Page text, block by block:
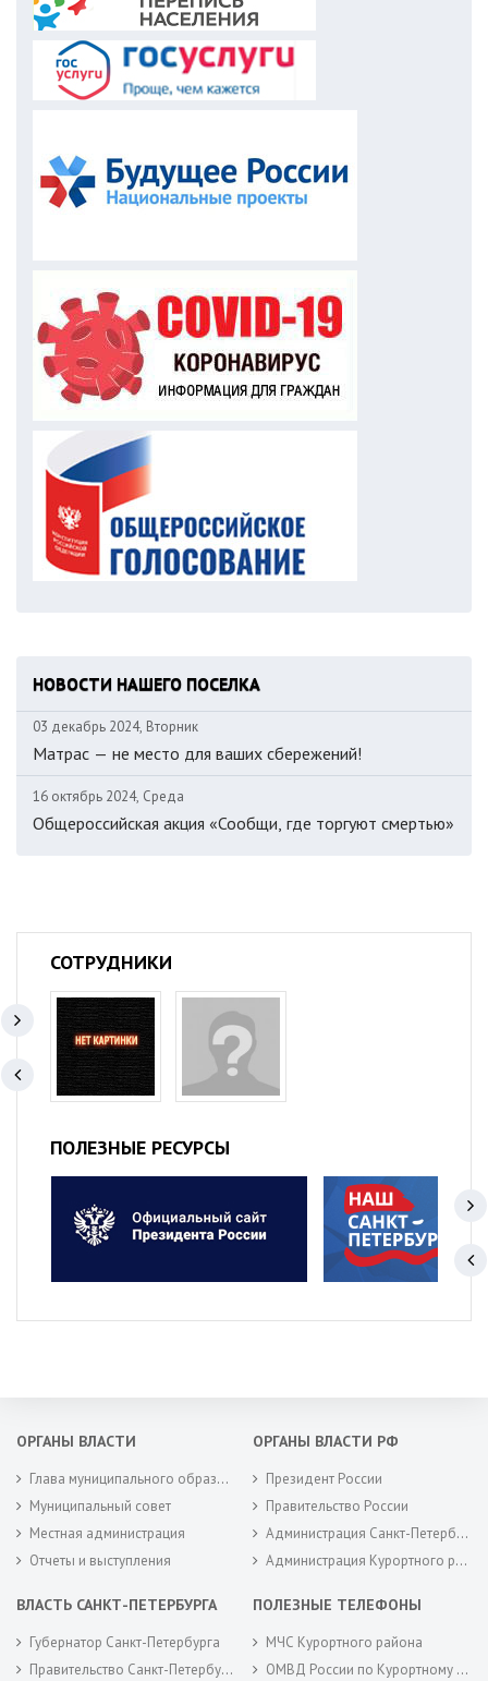
НОВОСТИ НАШЕГО ПОСЕЛКА
03 декабрь 2024, Вторник
Матрас — не место для ваших сбережений!
16 октябрь 2024, Среда
Общероссийская акция «Сообщи, где торгуют смертью»
СОТРУДНИКИ
ПОЛЕЗНЫЕ РЕСУРСЫ
ОРГАНЫ ВЛАСТИ
Глава муниципального образования
Муниципальный совет
Местная администрация
Отчеты и выступления
ОРГАНЫ ВЛАСТИ РФ
Президент России
Правительство России
Администрация Санкт-Петербурга
Администрация Курортного района Санкт-Петербурга
ВЛАСТЬ САНКТ-ПЕТЕРБУРГА
Губернатор Санкт-Петербурга
Правительство Санкт-Петербурга
ПОЛЕЗНЫЕ ТЕЛЕФОНЫ
МЧС Курортного района
ОМВД России по Курортному району